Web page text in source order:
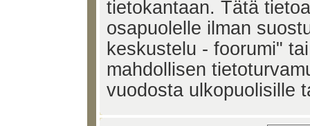
tietokantaan. Tätä
osapuolelle ilman
keskustelu - foorumi"
mahdollisen
vuodosta ulkopuolisille